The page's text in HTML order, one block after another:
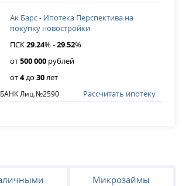
Микрозаймы
Ак Барс - Ипотека Перспектива на
покупку новостройки
ПСК29.24% -29.52%
от500 000 рублей
от4до30лет
Лиц.№2590 Рассчитать ипотеку